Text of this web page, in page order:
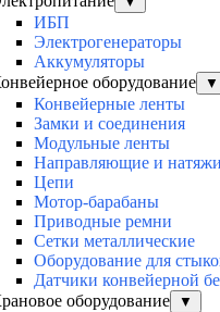
ИБП
Электрогенераторы
Аккумуляторы
оборудование
▼
Конвейерные ленты
Замки и соединения
Модульные ленты
Направляющие и
Цепи
Мотор-барабаны
Приводные ремни
Сетки металлические
Оборудование для
Датчики конвейерной
оборудование
▼